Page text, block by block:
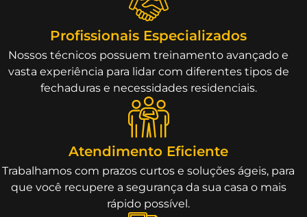
Profissionais Especializados
Nossos técnicos possuem treinamento avançado e
vasta experiência para lidar com diferentes tipos de
fechaduras e necessidades residenciais.
Atendimento Eficiente
Trabalhamos com prazos curtos e soluções ágeis, para
que você recupere a segurança da sua casa o mais
rápido possível.